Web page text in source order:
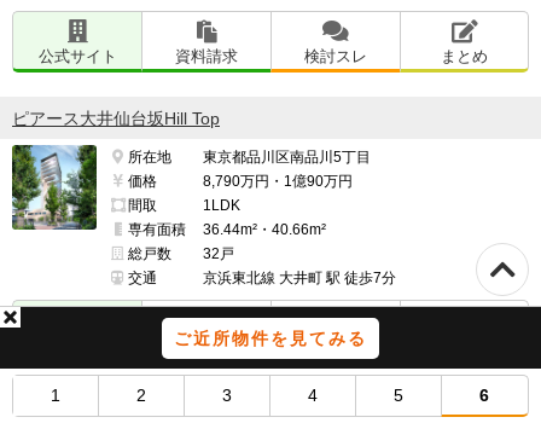
ご近所物件を見てみる
1 2 3 4 5 6
公式サイト 資料請求 検討スレ まとめ
ピアース大井仙台坂Hill Top
所在地
東京都品川区南品川5丁目
価格
8,790万円・1億90万円
間取
1LDK
専有面積
36.44m²・40.66m²
総戸数
32戸
交通
京浜東北線 大井町 駅 徒歩7分
資料請求 検討スレ
ディアナコート文京白山